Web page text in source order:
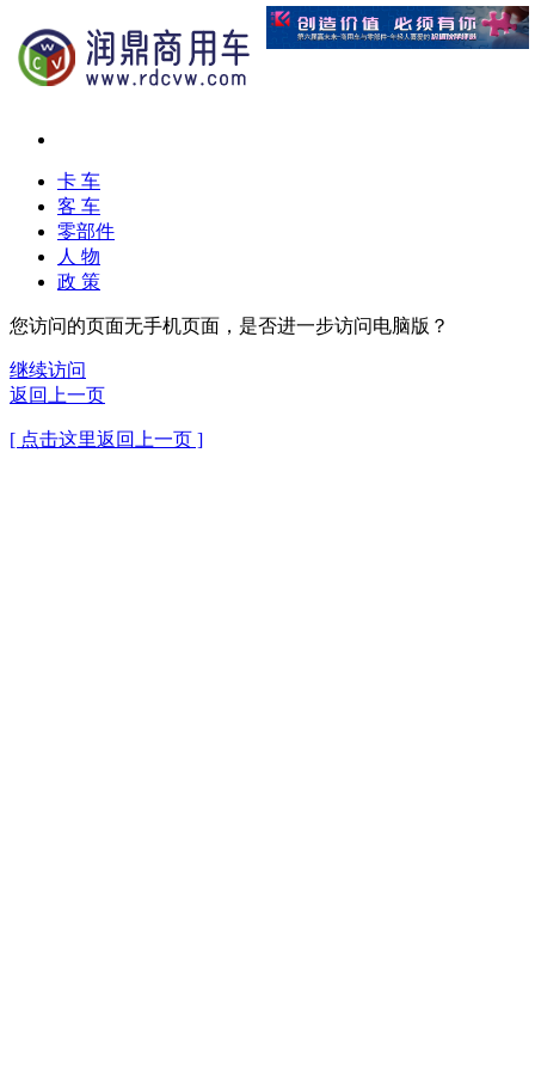
卡 车
客 车
零部件
人 物
政 策
您访问的页面无手机页面，是否进一步访问电脑版？
继续访问
返回上一页
[ 点击这里返回上一页 ]